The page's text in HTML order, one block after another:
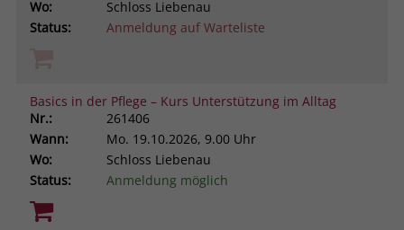
Wo:
Schloss Liebenau
Status:
Anmeldung auf Warteliste
Basics in der Pflege – Kurs Unterstützung im Alltag
Nr.:
261406
Wann:
Mo. 19.10.2026, 9.00 Uhr
Wo:
Schloss Liebenau
Status:
Anmeldung möglich
Laufzeit Session
Zweck
Behält die Zustände des Benutzers bei
allen Seitenanfragen bei.
Browsers und die Einstellungen
exklusiv für diese Website zu speichern.
derselben Website durchgeführt
werden, mit derselben
Benutzerkennung verknüpft werden.